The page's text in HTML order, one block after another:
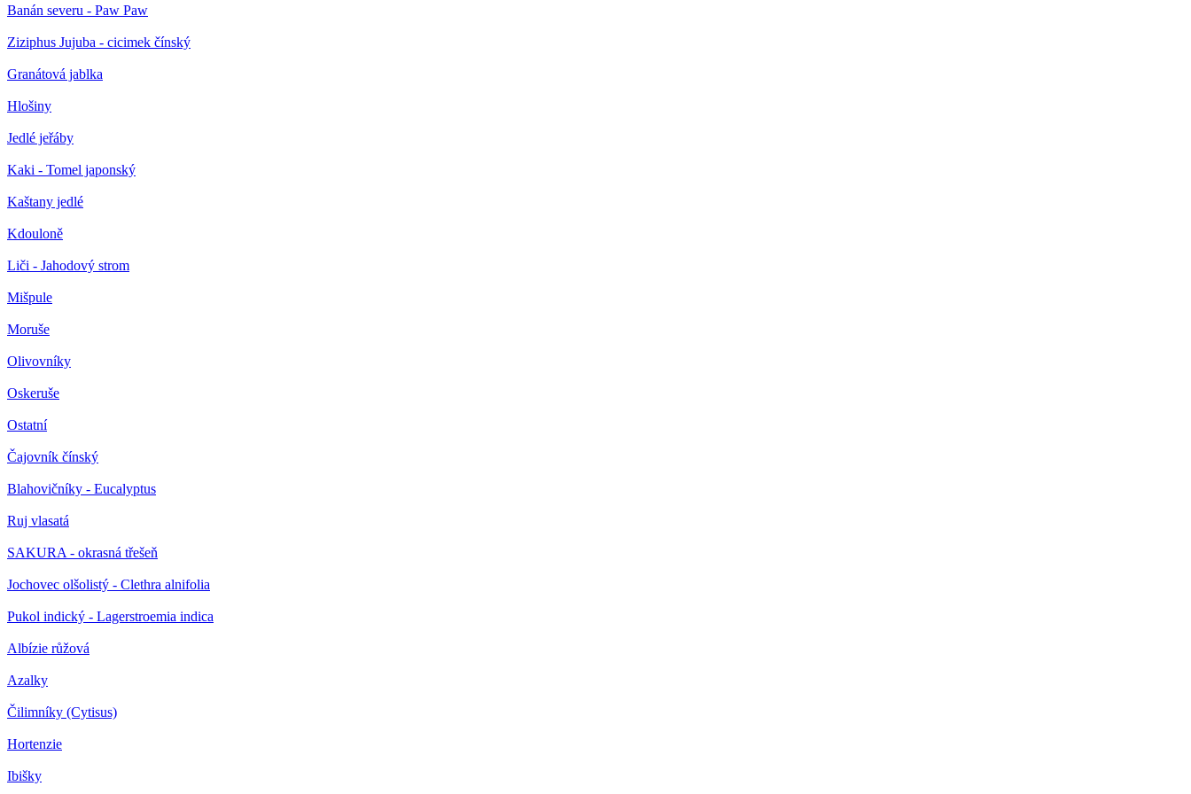
Banán severu - Paw Paw
Ziziphus Jujuba - cicimek čínský
Granátová jablka
Hlošiny
Jedlé jeřáby
Kaki - Tomel japonský
Kaštany jedlé
Kdouloně
Liči - Jahodový strom
Mišpule
Moruše
Olivovníky
Oskeruše
Ostatní
Čajovník čínský
Blahovičníky - Eucalyptus
Ruj vlasatá
SAKURA - okrasná třešeň
Jochovec olšolistý - Clethra alnifolia
Pukol indický - Lagerstroemia indica
Albízie růžová
Azalky
Čilimníky (Cytisus)
Hortenzie
Ibišky